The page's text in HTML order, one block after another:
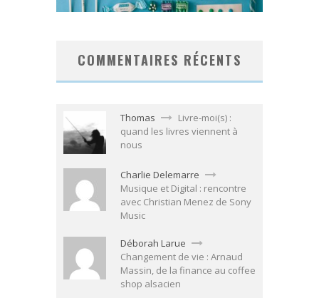
COMMENTAIRES RÉCENTS
Thomas
Livre-moi(s) :
quand les livres viennent à
nous
Charlie Delemarre
Musique et Digital : rencontre
avec Christian Menez de Sony
Music
Déborah Larue
Changement de vie : Arnaud
Massin, de la finance au coffee
shop alsacien